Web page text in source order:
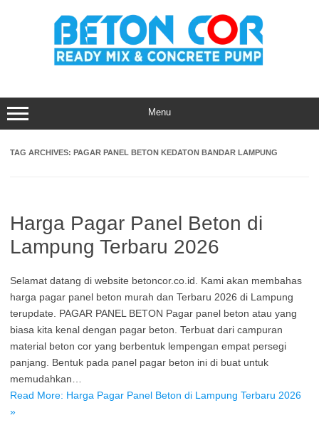
Menu
TAG ARCHIVES: PAGAR PANEL BETON KEDATON BANDAR LAMPUNG
Harga Pagar Panel Beton di
Lampung Terbaru 2026
Selamat datang di website betoncor.co.id. Kami akan membahas
harga pagar panel beton murah dan Terbaru 2026 di Lampung
terupdate. PAGAR PANEL BETON Pagar panel beton atau yang
biasa kita kenal dengan pagar beton. Terbuat dari campuran
material beton cor yang berbentuk lempengan empat persegi
panjang. Bentuk pada panel pagar beton ini di buat untuk
memudahkan…
Read More: Harga Pagar Panel Beton di Lampung Terbaru 2026
»